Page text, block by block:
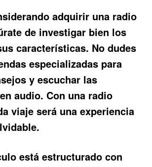
adquirir una radio
de investigar bien los
características. No dudes
especializadas para
y escuchar las
audio. Con una radio
viaje será una experiencia
está estructurado con